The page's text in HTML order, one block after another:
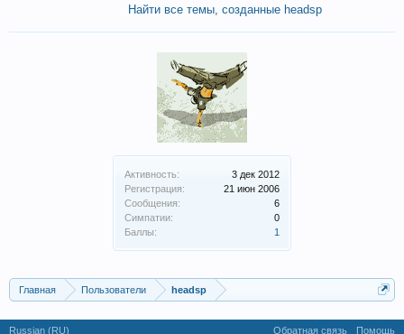
Активность:
3 дек 2012
Регистрация:
21 июн 2006
Сообщения:
6
Симпатии:
0
Баллы:
1
Найти все темы, созданные headsp
Главная Пользователи headsp
Russian (RU) Обратная связь Помощь